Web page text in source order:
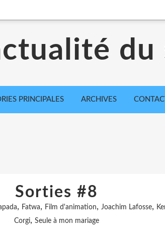
PRINCIPALES ARCHIVES
Sorties #8
, Fatwa, Film d'animation, Joachim Lafosse,
Corgi, Seule à mon mariage